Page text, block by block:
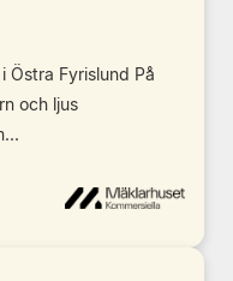
Östra Fyrislund På
och ljus